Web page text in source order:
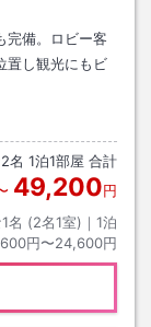
完備。ロビー客
置し観光にもビ
2名 1泊1部屋 合計
49,200円
名 (2名1室)｜ 1泊
円〜24,600円